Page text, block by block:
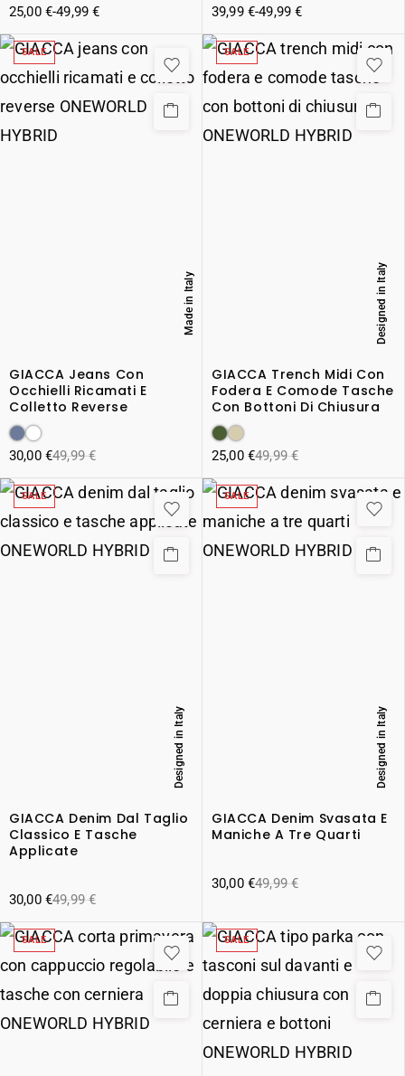
25,00 €-49,99€ 39,99 €-49,99€
SALE
GIACCA Jeans Con
Occhielli Ricamati E
Colletto Reverse
Made in Italy
49,99€
30,00 €
SALE
GIACCA Trench Midi Con
Fodera E Comode Tasche
Con Bottoni Di Chiusura
Designed in Italy
49,99€
25,00 €
SALE
GIACCA Denim Dal Taglio
Classico E Tasche
Applicate
Designed in Italy
49,99€
30,00 €
SALE
GIACCA Denim Svasata E
Maniche A Tre Quarti
Designed in Italy
49,99€
30,00 €
SALE SALE